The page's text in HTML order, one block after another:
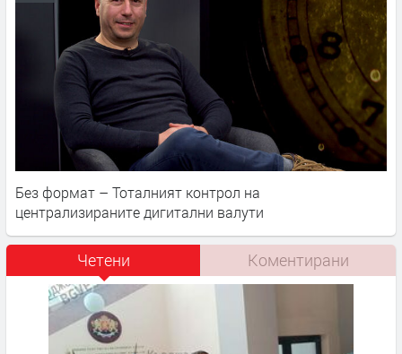
Без формат – Тоталният контрол на
централизираните дигитални валути
Четени Коментирани